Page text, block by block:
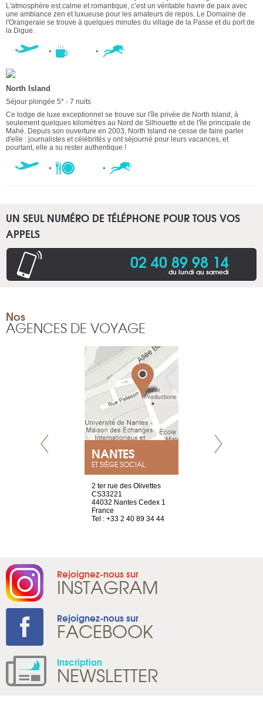
L'atmosphère est calme et romantique, c’est un véritable havre de paix avec
une ambiance zen et luxueuse pour les amateurs de repos. Le Domaine de
l'Orangeraie se trouve à quelques minutes du village de la Passe et du port de
la Digue.
North Island
Séjour plongée 5* - 7 nuits
Ce lodge de luxe exceptionnel se trouve sur l'île privée de North Island, à
seulement quelques kilomètres au Nord de Silhouette et de l'île principale de
Mahé. Depuis son ouverture en 2003, North Island ne cesse de faire parler
d'elle : journalistes et célébrités y ont séjourné pour leurs vacances, et
pourtant, elle a su rester authentique !
UN SEUL NUMÉRO DE TÉLÉPHONE POUR TOUS VOS
APPELS
02 40 89 98 14
du lundi au samedi
Nos
AGENCES DE VOYAGE
NANTES
ET SIÈGE SOCIAL
2 ter rue des Olivettes
CS33221
44032 Nantes Cedex 1
France
Tel : +33 2 40 89 34 44
Rejoignez-nous sur
INSTAGRAM
Rejoignez-nous sur
FACEBOOK
Inscription
NEWSLETTER